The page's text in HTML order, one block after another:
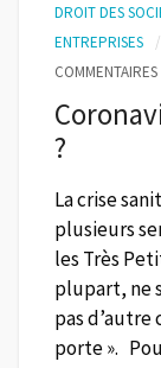
DROIT DES
ENTREPRISES
?
La crise
plusieurs
les Très
plupart, ne
pas d’autre
porte ».